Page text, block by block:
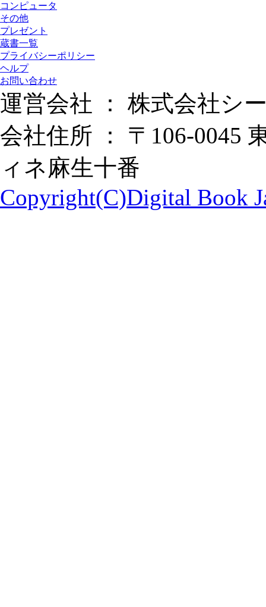
コンピュータ
その他
プレゼント
蔵書一覧
プライバシーポリシー
ヘルプ
お問い合わせ
運営会社 ： 株式会社シ
会社住所 ： 〒106-0045
ィネ麻生十番
Copyright(C)Digital Book